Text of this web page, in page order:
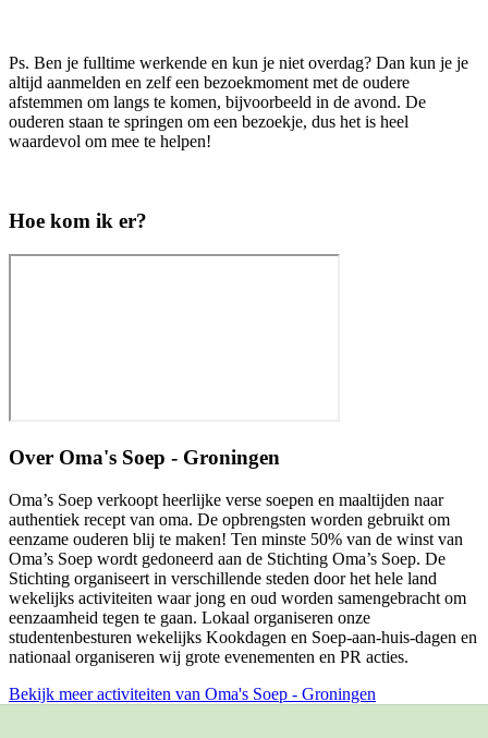
Ps. Ben je fulltime werkende en kun je niet overdag? Dan kun je je
altijd aanmelden en zelf een bezoekmoment met de oudere
afstemmen om langs te komen, bijvoorbeeld in de avond. De
ouderen staan te springen om een bezoekje, dus het is heel
waardevol om mee te helpen!
Hoe kom ik er?
Over Oma's Soep - Groningen
Oma’s Soep verkoopt heerlijke verse soepen en maaltijden naar
authentiek recept van oma. De opbrengsten worden gebruikt om
eenzame ouderen blij te maken! Ten minste 50% van de winst van
Oma’s Soep wordt gedoneerd aan de Stichting Oma’s Soep. De
Stichting organiseert in verschillende steden door het hele land
wekelijks activiteiten waar jong en oud worden samengebracht om
eenzaamheid tegen te gaan. Lokaal organiseren onze
studentenbesturen wekelijks Kookdagen en Soep-aan-huis-dagen en
nationaal organiseren wij grote evenementen en PR acties.
Bekijk meer activiteiten van Oma's Soep - Groningen